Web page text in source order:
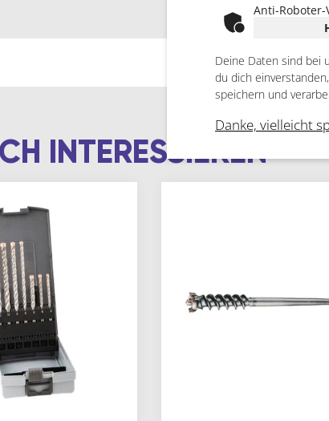
INTERESSIEREN
Anti-
Deine Daten sind bei
du dich
speichern und
Danke, vielleicht